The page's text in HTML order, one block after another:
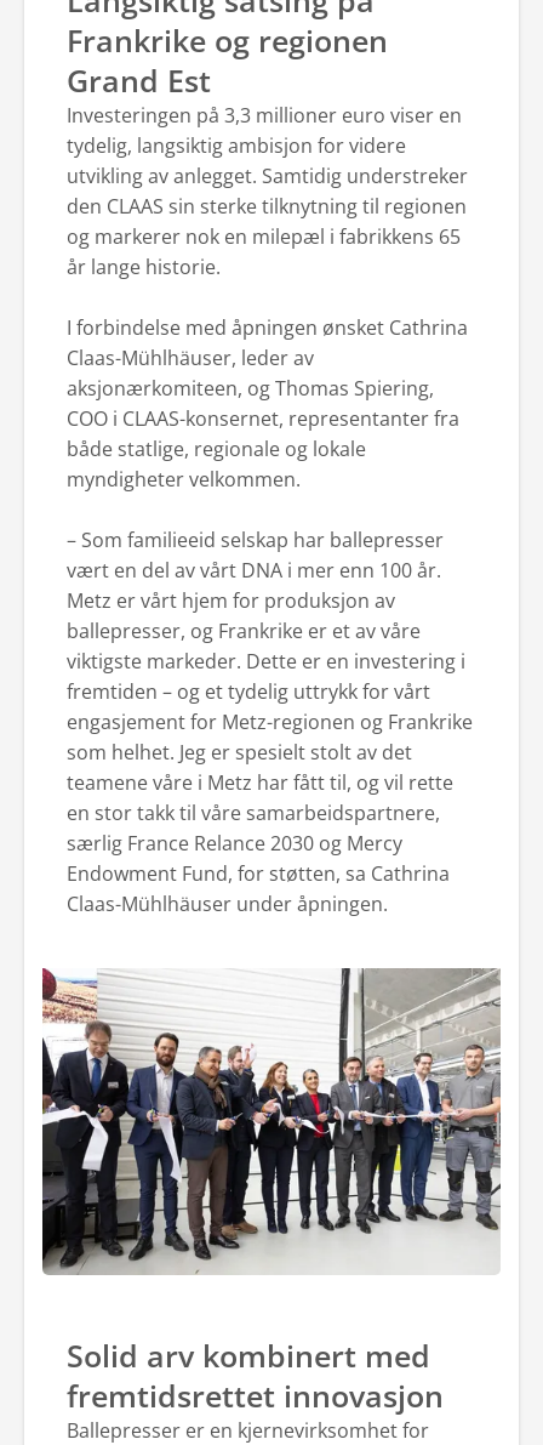
Frankrike og regionen
Grand Est
Investeringen på 3,3 millioner euro viser en
tydelig, langsiktig ambisjon for videre
utvikling av anlegget. Samtidig understreker
den CLAAS sin sterke tilknytning til regionen
og markerer nok en milepæl i fabrikkens 65
år lange historie.
I forbindelse med åpningen ønsket Cathrina
Claas-Mühlhäuser, leder av
aksjonærkomiteen, og Thomas Spiering,
COO i CLAAS-konsernet, representanter fra
både statlige, regionale og lokale
myndigheter velkommen.
– Som familieeid selskap har ballepresser
vært en del av vårt DNA i mer enn 100 år.
Metz er vårt hjem for produksjon av
ballepresser, og Frankrike er et av våre
viktigste markeder. Dette er en investering i
fremtiden – og et tydelig uttrykk for vårt
engasjement for Metz-regionen og Frankrike
som helhet. Jeg er spesielt stolt av det
teamene våre i Metz har fått til, og vil rette
en stor takk til våre samarbeidspartnere,
særlig France Relance 2030 og Mercy
Endowment Fund, for støtten, sa Cathrina
Claas-Mühlhäuser under åpningen.
Solid arv kombinert med
fremtidsrettet innovasjon
Ballepresser er en kjernevirksomhet for